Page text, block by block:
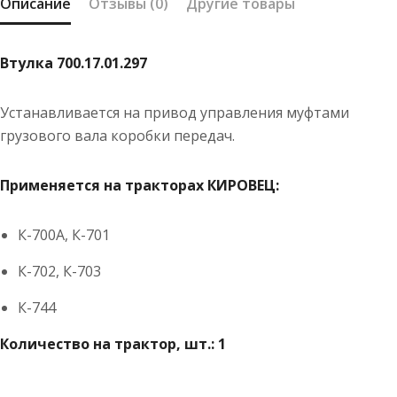
Втулка 700.17.01.297
Устанавливается на привод управления муфтами
грузового вала коробки передач.
Применяется на тракторах КИРОВЕЦ:
К-700А, К-701
К-702, К-703
К-744
Количество на трактор, шт.: 1